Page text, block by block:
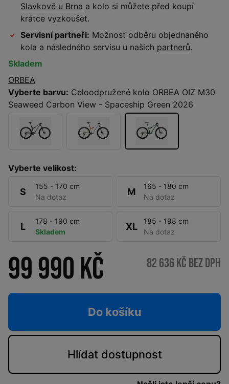
Slavkově u Brna a kolo si můžete před koupí
krátce vyzkoušet.
Servisní partneři: Možnost odběru objednaného
kola a následného servisu u našich partnerů.
Skladem
ORBEA
Vyberte barvu: Celoodpružené kolo ORBEA OIZ M30
Seaweed Carbon View - Spaceship Green 2026
Vyberte velikost:
S
155 - 170 cm
Na dotaz
M
165 - 180 cm
Na dotaz
L
178 - 190 cm
Skladem
XL
185 - 198 cm
Na dotaz
99 990 Kč 82 636 Kč bez DPH
Do košíku
Hlídat dostupnost